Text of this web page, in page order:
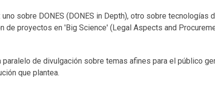
sobre DONES (DONES in Depth), otro sobre tecnologías
de proyectos en 'Big Science' (Legal Aspects and
de divulgación sobre temas afines para el público
que plantea.